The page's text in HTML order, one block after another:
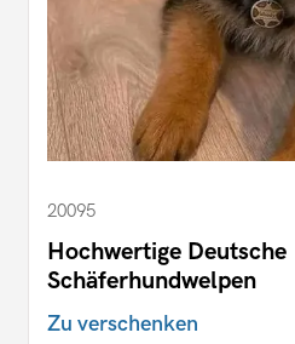
20095
Hochwertige Deutsche
Schäferhundwelpen
Zu verschenken